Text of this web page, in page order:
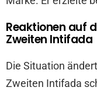
Reaktionen auf
Zweiten Intifada
Die Situation
Zweiten Intifada